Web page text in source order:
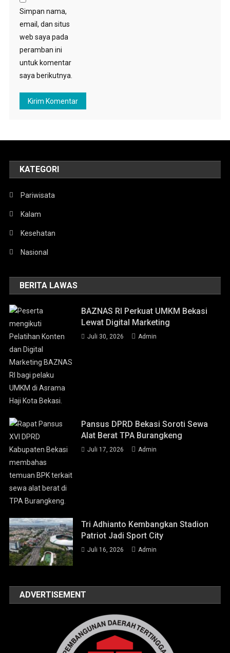
Simpan nama,
email, dan situs
web saya pada
peramban ini
untuk komentar
saya berikutnya.
KATEGORI
Pariwisata
Kalam
Kesehatan
Nasional
BERITA LAWAS
BAZNAS RI Perkuat UMKM Bekasi
Lewat Digital Marketing
Juli 30, 2026 Admin
Pansus DPRD Bekasi Soroti Sewa
Alat Berat TPA Burangkeng
Juli 17, 2026 Admin
Tri Adhianto Kembangkan Stadion
Patriot Jadi Sport City
Juli 16, 2026 Admin
ADVERTISEMENT